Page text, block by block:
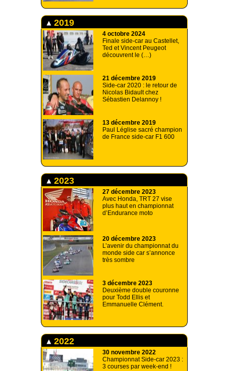
2019
4 octobre 2024
Finale side-car au Castellet,
Ted et Vincent Peugeot
découvrent le (…)
21 décembre 2019
Side-car 2020 : le retour de
Nicolas Bidault chez
Sébastien Delannoy !
13 décembre 2019
Paul Léglise sacré champion
de France side-car F1 600
2023
27 décembre 2023
Avec Honda, TRT 27 vise
plus haut en championnat
d’Endurance moto
20 décembre 2023
L’avenir du championnat du
monde side car s’annonce
très sombre
3 décembre 2023
Deuxième double couronne
pour Todd Ellis et
Emmanuelle Clément.
2022
30 novembre 2022
Championnat Side-car 2023 :
3 courses par week-end !